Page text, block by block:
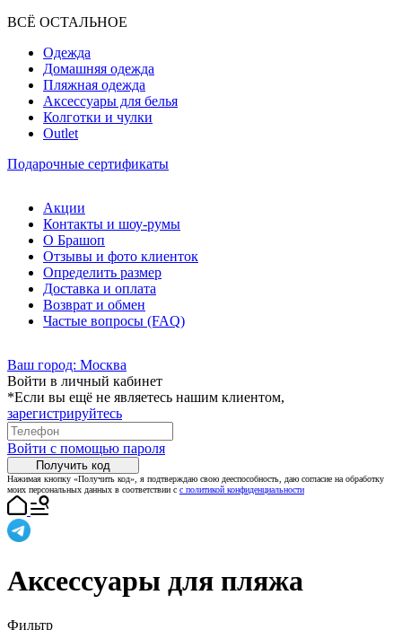
ВCЁ ОСТАЛЬНОЕ
Одежда
Домашняя одежда
Пляжная одежда
Аксессуары для белья
Колготки и чулки
Outlet
Подарочные сертификаты
Акции
Контакты и шоу-румы
О Брашоп
Отзывы и фото клиенток
Определить размер
Доставка и оплата
Возврат и обмен
Частые вопросы (FAQ)
Ваш город: Москва
Войти в личный кабинет
*Если вы ещё не являетесь нашим клиентом,
зарегистрируйтесь
Войти с помощью пароля
Получить код
Нажимая кнопку «Получить код», я подтверждаю свою дееспособность, даю согласие на обработку
моих персональных данных в соответствии с с политикой конфиденциальности
Аксессуары для пляжа
Фильтр